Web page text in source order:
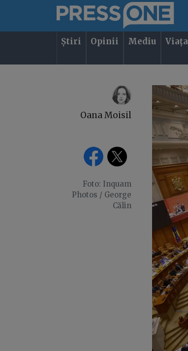
Știri Opinii Mediu Viața
Oana Moisil
Foto: Inquam
Photos / George
Călin